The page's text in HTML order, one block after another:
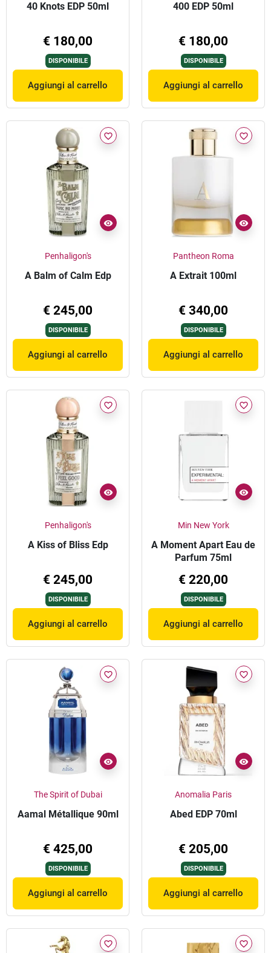
40 Knots EDP 50ml
€ 180,00
DISPONIBILE
Aggiungi al carrello
400 EDP 50ml
€ 180,00
DISPONIBILE
Aggiungi al carrello
favorite_border
Penhaligon's
A Balm of Calm Edp
€ 245,00
DISPONIBILE
Aggiungi al carrello
favorite_border
Pantheon Roma
A Extrait 100ml
€ 340,00
DISPONIBILE
Aggiungi al carrello
favorite_border
Penhaligon's
A Kiss of Bliss Edp
€ 245,00
DISPONIBILE
Aggiungi al carrello
favorite_border
Min New York
A Moment Apart Eau de
Parfum 75ml
€ 220,00
DISPONIBILE
Aggiungi al carrello
favorite_border
The Spirit of Dubai
Aamal Métallique 90ml
€ 425,00
DISPONIBILE
Aggiungi al carrello
favorite_border
Anomalia Paris
Abed EDP 70ml
€ 205,00
DISPONIBILE
Aggiungi al carrello
favorite_border favorite_border